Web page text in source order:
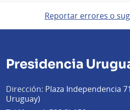
Reportar errores o
Presidencia
Dirección: Plaza Independencia
Uruguay)